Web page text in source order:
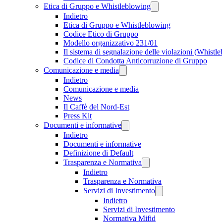
Etica di Gruppo e Whistleblowing
Indietro
Etica di Gruppo e Whistleblowing
Codice Etico di Gruppo
Modello organizzativo 231/01
Il sistema di segnalazione delle violazioni
Codice di Condotta Anticorruzione di Gruppo
Comunicazione e media
Indietro
Comunicazione e media
News
Il Caffè del Nord-Est
Press Kit
Documenti e informative
Indietro
Documenti e informative
Definizione di Default
Trasparenza e Normativa
Indietro
Trasparenza e Normativa
Servizi di Investimento
Indietro
Servizi di Investimento
Normativa Mifid